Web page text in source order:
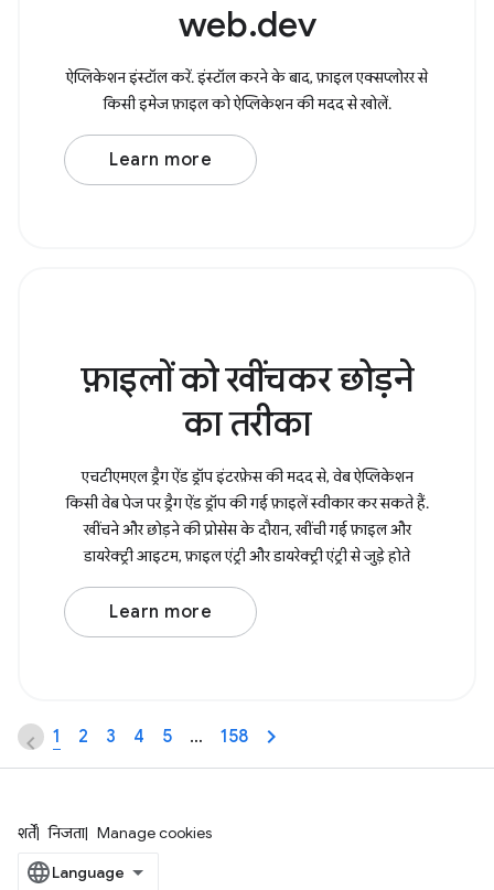
web.dev
ऐप्लिकेशन इंस्टॉल करें. इंस्टॉल करने के बाद, फ़ाइल एक्सप्लोरर से
किसी इमेज फ़ाइल को ऐप्लिकेशन की मदद से खोलें.
Learn more
फ़ाइलों को खींचकर छोड़ने
का तरीका
एचटीएमएल ड्रैग ऐंड ड्रॉप इंटरफ़ेस की मदद से, वेब ऐप्लिकेशन
किसी वेब पेज पर ड्रैग ऐंड ड्रॉप की गई फ़ाइलें स्वीकार कर सकते हैं.
खींचने और छोड़ने की प्रोसेस के दौरान, खींची गई फ़ाइल और
डायरेक्ट्री आइटम, फ़ाइल एंट्री और डायरेक्ट्री एंट्री से जुड़े होते
Learn more
1 2 3 4 5 … 158
शर्तें निजता Manage cookies